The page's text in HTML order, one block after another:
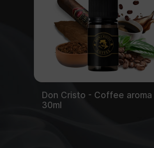
Don Cristo - Coffee aroma
30ml